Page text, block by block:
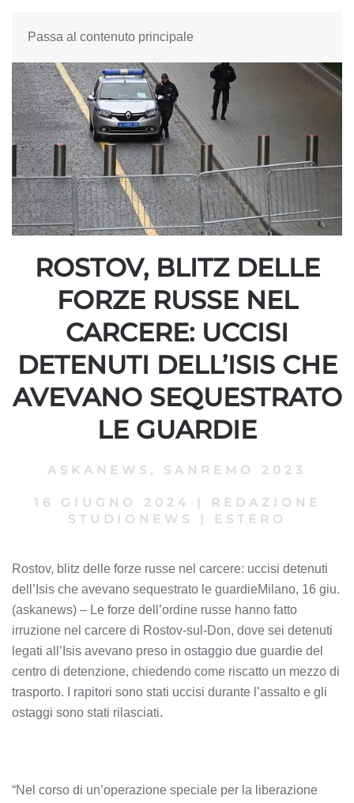
Passa al contenuto principale
ROSTOV, BLITZ DELLE
FORZE RUSSE NEL
CARCERE: UCCISI
DETENUTI DELL’ISIS CHE
AVEVANO SEQUESTRATO
LE GUARDIE
ASKANEWS , SANREMO 2023
16 GIUGNO 2024
REDAZIONE
STUDIONEWS
ESTERO
Rostov, blitz delle forze russe nel carcere: uccisi detenuti
dell’Isis che avevano sequestrato le guardieMilano, 16 giu.
(askanews) – Le forze dell’ordine russe hanno fatto
irruzione nel carcere di Rostov-sul-Don, dove sei detenuti
legati all’Isis avevano preso in ostaggio due guardie del
centro di detenzione, chiedendo come riscatto un mezzo di
trasporto. I rapitori sono stati uccisi durante l’assalto e gli
ostaggi sono stati rilasciati.
“Nel corso di un’operazione speciale per la liberazione